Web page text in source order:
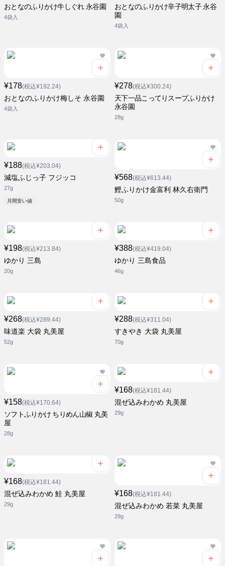
おとなのふりかけ牛しぐれ 永谷園
4袋入
おとなのふりかけ辛子明太子 永谷
園
4袋入
¥178(税込¥192.24)
おとなのふりかけ梅しそ 永谷園
4袋入
¥278(税込¥300.24)
天下一品こってりスープふりかけ
永谷園
28g
¥188(税込¥203.04)
減塩ふじっ子 フジッコ
27g
月間安い値
¥568(税込¥613.44)
鰹ふりかけ金富利 林久右衛門
50g
¥198(税込¥213.84)
ゆかり 三島
20g
¥388(税込¥419.04)
ゆかり 三島食品
46g
¥268(税込¥289.44)
味道楽 大袋 丸美屋
52g
¥288(税込¥311.04)
すきやき 大袋 丸美屋
70g
¥158(税込¥170.64)
ソフトふりかけ ちりめん山椒 丸美
屋
28g
¥168(税込¥181.44)
混ぜ込みわかめ 丸美屋
29g
¥168(税込¥181.44)
混ぜ込みわかめ 鮭 丸美屋
29g
¥168(税込¥181.44)
混ぜ込みわかめ 若菜 丸美屋
29g